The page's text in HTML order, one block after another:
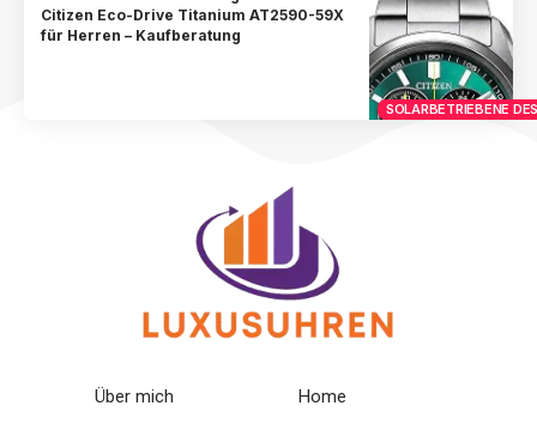
SOLARBETRIEBENE
Citizen Eco-Drive Titanium AT2590-59X
für Herren – Kaufberatung
Über mich Home